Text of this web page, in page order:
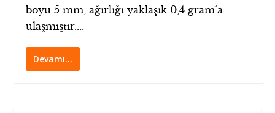
boyu 5 mm, ağırlığı yaklaşık 0,4 gram’a
ulaşmıştır....
Devamı…